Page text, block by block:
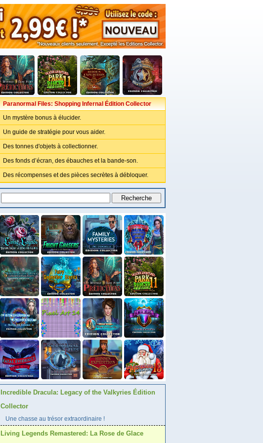
Paranormal Files: Shopping Infernal Édition Collector
Un mystère bonus à élucider.
Un guide de stratégie pour vous aider.
Des tonnes d'objets à collectionner.
Des fonds d’écran, des ébauches et la bande-son.
Des récompenses et des pièces secrètes à débloquer.
Incredible Dracula: Legacy of the Valkyries Édition
Collector
Une chasse au trésor extraordinaire !
Living Legends Remastered: La Rose de Glace